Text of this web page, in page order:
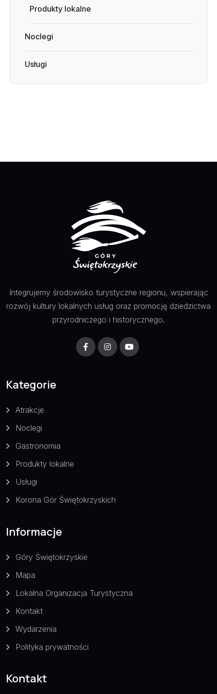
Produkty lokalne
Noclegi
Usługi
Integrujemy środowisko turystyczne regionu, wspierając
rozwój kultury lokalnych usług oraz promocję dziedzictwa
przyrodniczego i historycznego.
Kategorie
Atrakcje
Noclegi
Gastronomia
Produkty lokalne
Usługi
Korona Gór Świętokrzyskich
Informacje
Góry Świętokrzyskie
Mapa
Lokalna Organizacja Turystyczna
Kontakt
Wydarzenia
Polityka prywatności
Kontakt